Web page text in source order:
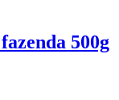
500g